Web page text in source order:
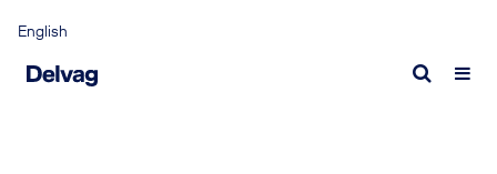
English
Portrait
Luftfahrtversicherung
Angebot anfordern
Delvag als Arbeitgeber